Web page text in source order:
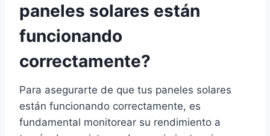
paneles solares están
funcionando
correctamente?
Para asegurarte de que tus paneles solares
están funcionando correctamente, es
fundamental monitorear su rendimiento a